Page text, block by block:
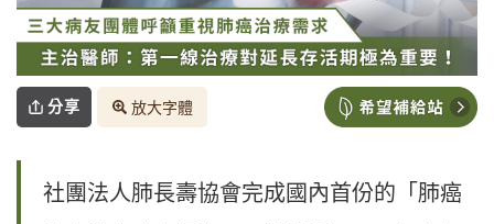
分享 放大字體
社團法人肺長壽協會完成國內首份的「肺癌